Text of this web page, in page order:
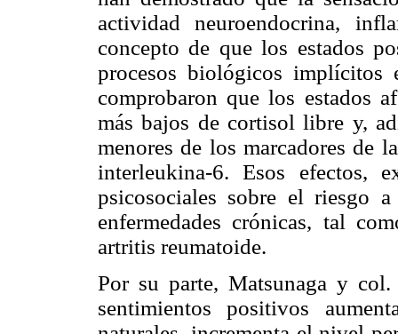
actividad neuroendocrina,
concepto de que los estados
procesos biológicos implícitos
comprobaron que los estados
más bajos de cortisol libre y,
menores de los marcadores de
interleukina-6. Esos efectos,
psicosociales sobre el riesgo
enfermedades crónicas, tal
artritis reumatoide.
Por su parte, Matsunaga y
sentimientos positivos